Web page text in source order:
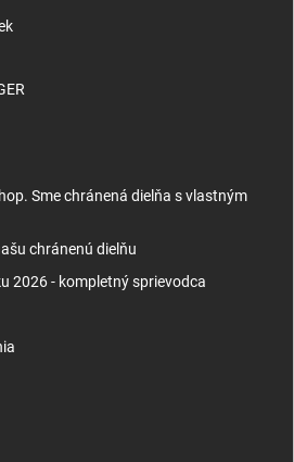
Sme chránená dielňa s vlastným
chránenú dielňu
2026 - kompletný sprievodca